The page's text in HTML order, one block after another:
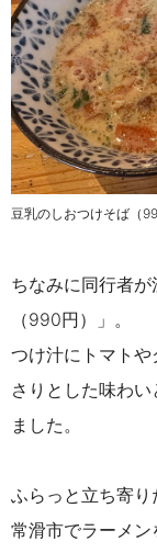
豆乳のしおつけそば（
ちなみに同行者
（990円）」。
つけ汁にトマト
さりとした味わ
ました。
ふらっと立ち寄り
常滑市でラーメ